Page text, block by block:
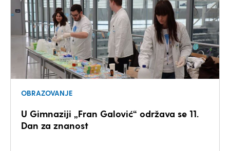
OBRAZOVANJE
U Gimnaziji „Fran Galović“ održava se 11.
Dan za znanost